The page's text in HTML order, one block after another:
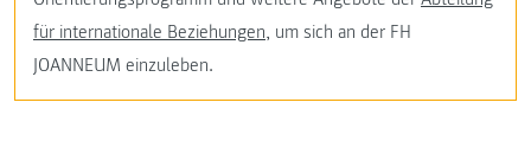
für internationale Beziehungen, um sich an der FH
JOANNEUM einzuleben.